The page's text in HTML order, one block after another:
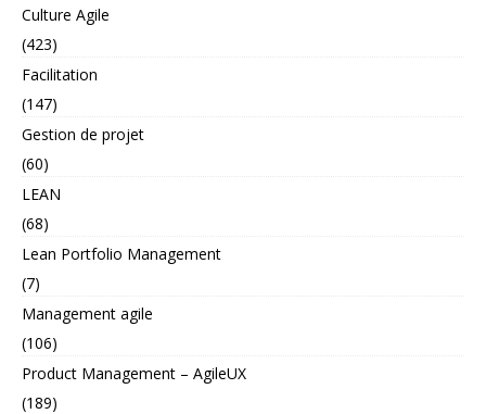
Culture Agile
(423)
Facilitation
(147)
Gestion de projet
(60)
LEAN
(68)
Lean Portfolio Management
(7)
Management agile
(106)
Product Management – AgileUX
(189)